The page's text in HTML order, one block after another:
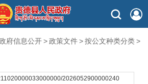
府信息公开 > 政策文件 > 按公文种类分类 >
2026052900000240